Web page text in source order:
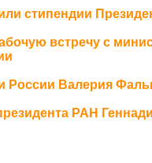
стипендии
встречу с
России Валерия
РАН